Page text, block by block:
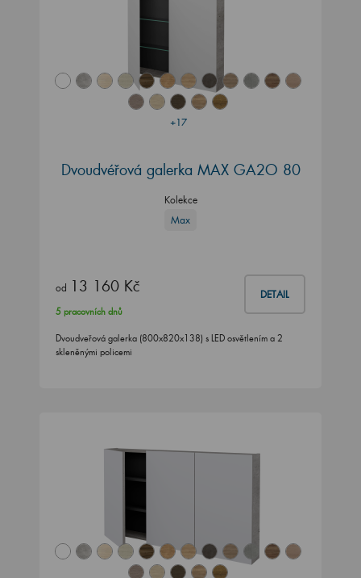
+17
Dvoudvéřová galerka MAX GA2O 80
Kolekce
Max
od 13 160 Kč DETAIL
5 pracovních dnů
Dvoudveřová galerka (800x820x138) s LED osvětlením a 2
skleněnými policemi